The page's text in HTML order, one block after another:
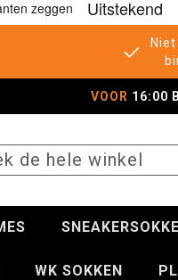
VOOR 16:00
WK SOKKEN